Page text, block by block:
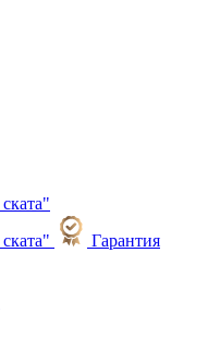
Гарантия